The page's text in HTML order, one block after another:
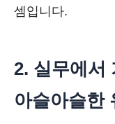
셈입니다.
2. 실무에서
아슬아슬한